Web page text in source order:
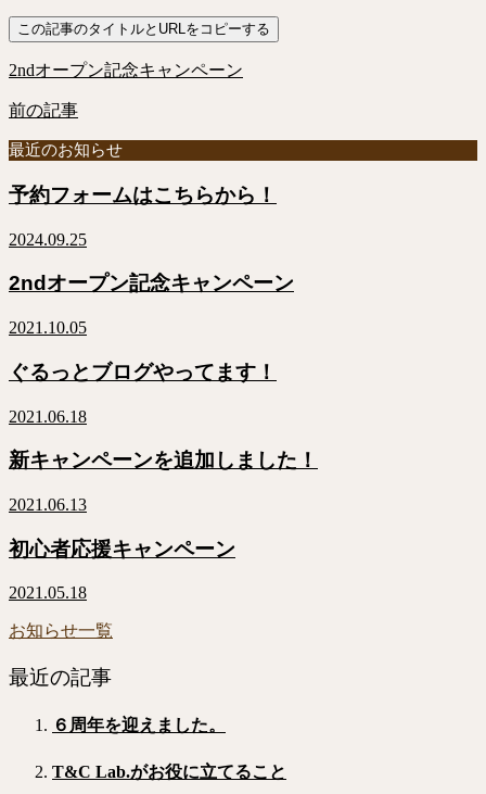
この記事のタイトルとURLをコピーする
2ndオープン記念キャンペーン
前の記事
最近のお知らせ
予約フォームはこちらから！
2024.09.25
2ndオープン記念キャンペーン
2021.10.05
ぐるっとブログやってます！
2021.06.18
新キャンペーンを追加しました！
2021.06.13
初心者応援キャンペーン
2021.05.18
お知らせ一覧
最近の記事
６周年を迎えました。
T&C Lab.がお役に立てること